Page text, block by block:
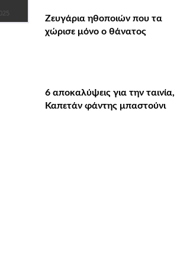
Ζευγάρια ηθοποιών που τα
χώρισε μόνο ο θάνατος
6 αποκαλύψεις για την ταινία,
Καπετάν φάντης μπαστούνι